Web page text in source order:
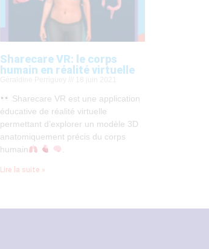
Sharecare VR: le corps
humain en réalité virtuelle
Sharecare VR est une application
éducative de réalité virtuelle
permettant d’explorer un modèle 3D
anatomiquement précis du corps
humain
Lire la suite »